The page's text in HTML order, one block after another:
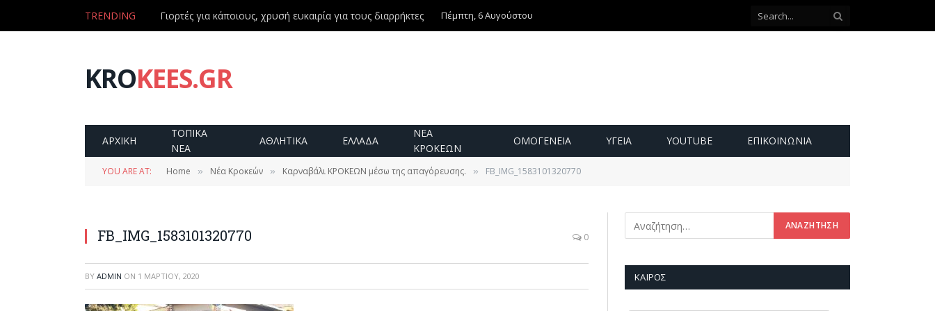
TRENDING Γιορτές για κάποιους, χρυσή ευκαιρία για τους διαρρήκτες Πέμπτη, 6 Αυγούστου
KROKEES.GR
ΑΡΧΙΚΗ
ΤΟΠΙΚΑ
ΝΕΑ
ΑΘΛΗΤΙΚΑ ΕΛΛΑΔΑ
ΝΕΑ
ΚΡΟΚΕΩΝ
ΟΜΟΓΕΝΕΙΑ ΥΓΕΙΑ YOUTUBE ΕΠΙΚΟΙΝΩΝΊΑ
YOU ARE AT: Home » Νέα Κροκεών » Καρναβάλι ΚΡΟΚΕΩΝ μέσω της απαγόρευσης. » FB_IMG_1583101320770
FB_IMG_1583101320770 0
BY ADMIN ON 1 ΜΑΡΤΊΟΥ, 2020 ΚΑΙΡΌΣ